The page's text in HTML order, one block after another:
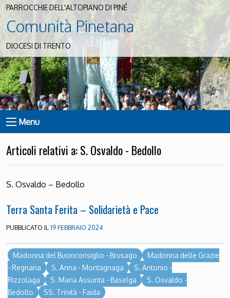
PARROCCHIE DELL'ALTOPIANO DI PINÉ
Comunità Pinetana
DIOCESI DI TRENTO
Menu
Articoli relativi a: S. Osvaldo - Bedollo
S. Osvaldo – Bedollo
Terra Santa Ferita – Solidarietà e Pace
PUBBLICATO IL19 FEBBRAIO 2024
Madonna del Buonconsiglio - Brusago
Madonna delle Grazie
- Regnana
S. Anna - Montagnaga
S. Antonio -
Rizzolaga
S. Maria Assunta - Baselga
S. Osvaldo -
Bedollo
SS. Trinità - Faida